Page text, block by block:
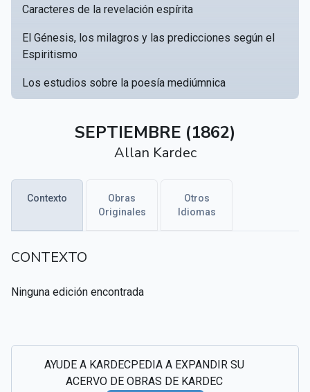
Caracteres de la revelación espírita
El Génesis, los milagros y las predicciones según el
Espiritismo
Los estudios sobre la poesía mediúmnica
a crear una Bibliotèca Espírita
Obras póstumas de Allan Kardec
Hippolyte Léon Denizard Rivail
Textos citados en El libro de los médiums
espiritismo
SEPTIEMBRE (1862)
Allan Kardec
Contexto
Obras
Originales
Otros
Idiomas
CONTEXTO
Ninguna edición encontrada
AYUDE A KARDECPEDIA A EXPANDIR SU
ACERVO DE OBRAS DE KARDEC